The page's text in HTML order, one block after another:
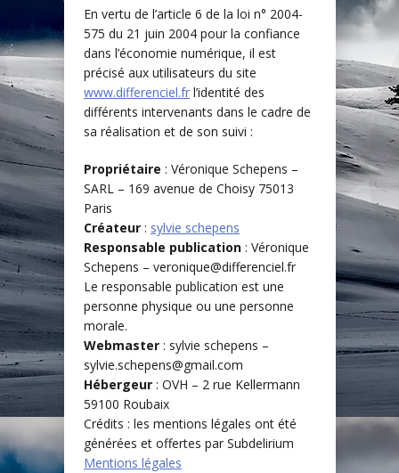
En vertu de l’article 6 de la loi n° 2004-
575 du 21 juin 2004 pour la confiance
dans l’économie numérique, il est
précisé aux utilisateurs du site
www.differenciel.fr l’identité des
différents intervenants dans le cadre de
sa réalisation et de son suivi :
Propriétaire : Véronique Schepens –
SARL – 169 avenue de Choisy 75013
Paris
Créateur : sylvie schepens
Responsable publication : Véronique
Schepens – veronique@differenciel.fr
Le responsable publication est une
personne physique ou une personne
morale.
Webmaster : sylvie schepens –
sylvie.schepens@gmail.com
Hébergeur : OVH – 2 rue Kellermann
59100 Roubaix
Crédits : les mentions légales ont été
générées et offertes par Subdelirium
Mentions légales